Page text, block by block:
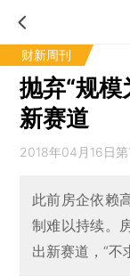
财新周刊
抛弃“规
新赛道
2018年04月16日第
此前房企依赖
制难以持续。
出新赛道，“不